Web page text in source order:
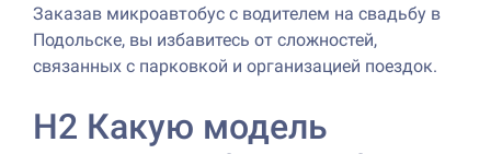
Заказав микроавтобус с водителем на свадьбу в
Подольске, вы избавитесь от сложностей,
связанных с парковкой и организацией поездок.
H2 Какую модель